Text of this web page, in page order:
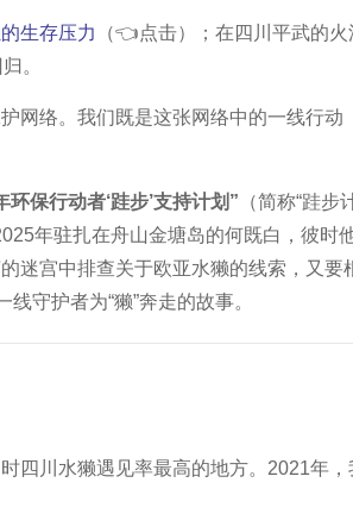
生存压力
（👈点击）；在四川平武的火
。
网络。我们既是这张网络中的一线行动
环保行动者‘跬步’支持计划” （简称“跬步
年驻扎在舟山金塘岛的何既白，彼时
迷宫中排查关于欧亚水獭的线索，又要
守护者为“獭”奔走的故事。
时四川水獭遇见率最高的地方。2021年，